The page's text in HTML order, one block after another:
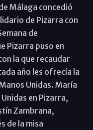
Málaga concedió
de Pizarra con
de
Pizarra puso en
la que recaudar
año les ofrecía la
Unidas. María
en Pizarra,
Zambrana,
de la misa